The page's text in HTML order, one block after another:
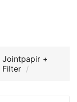
Jointpapir +
Filter